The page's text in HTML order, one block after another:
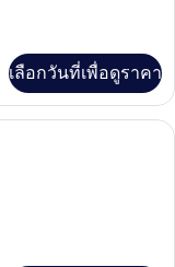
เลือกวันที่เพื่อดูราคา
ายอียิปต์, เครื่องนอนระดับ